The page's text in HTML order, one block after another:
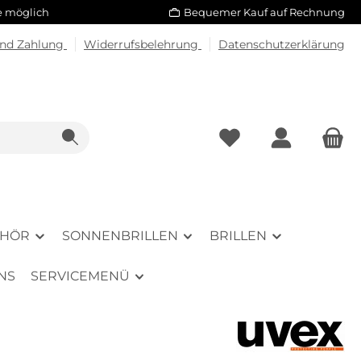
möglich Bequemer Kauf auf Rechnung
Zahlung Widerrufsbelehrung Datenschutzerklärung
SONNENBRILLEN BRILLEN
SERVICEMENÜ